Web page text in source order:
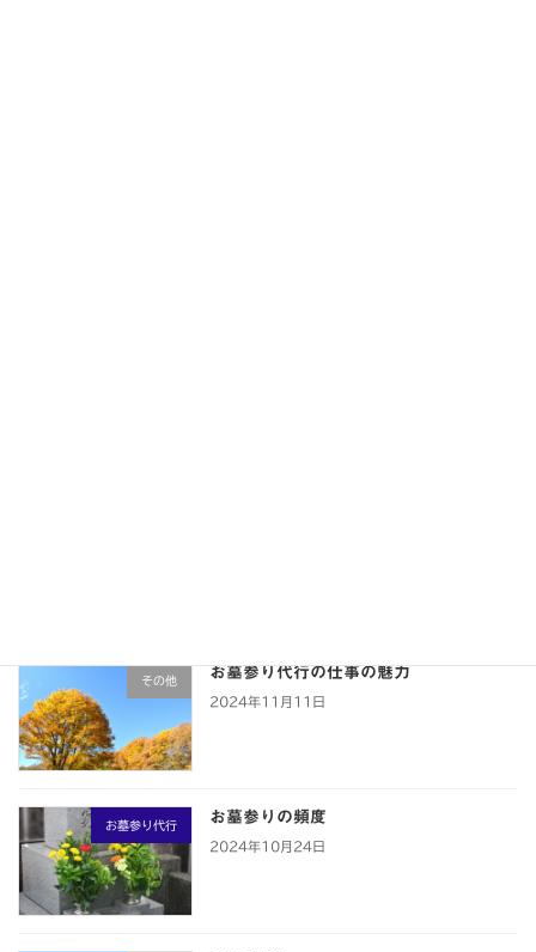
その他 お墓参り代行の仕事の魅力
2024年11月11日
お墓参り代行 お墓参りの頻度
2024年10月24日